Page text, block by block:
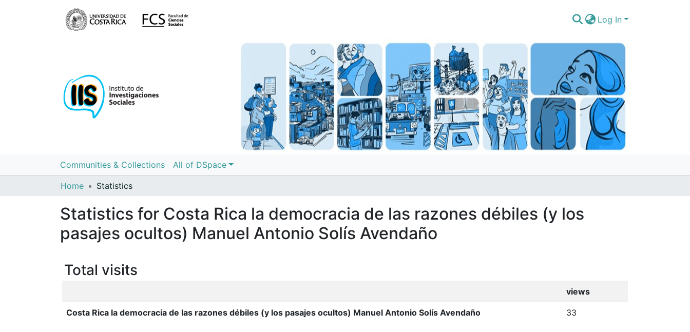
Log In
Communities & Collections All of DSpace
Home Statistics
Statistics for Costa Rica la democracia de las razones débiles (y los
pasajes ocultos) Manuel Antonio Solís Avendaño
Total visits
views
Costa Rica la democracia de las razones débiles (y los pasajes ocultos) Manuel Antonio Solís Avendaño 33